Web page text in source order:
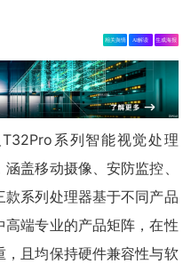
相关舆情 AI解读 生成海报
系列智能视觉处理
盖移动摄像、安防监控、
系列处理器基于不同产品
端专业的产品矩阵，在性
且均保持硬件兼容性与软